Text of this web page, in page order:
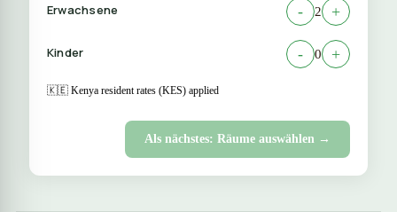
Erwachsene - 2 +
Kinder - 0 +
🇰🇪 Kenya resident rates (KES) applied
Als nächstes: Räume auswählen →